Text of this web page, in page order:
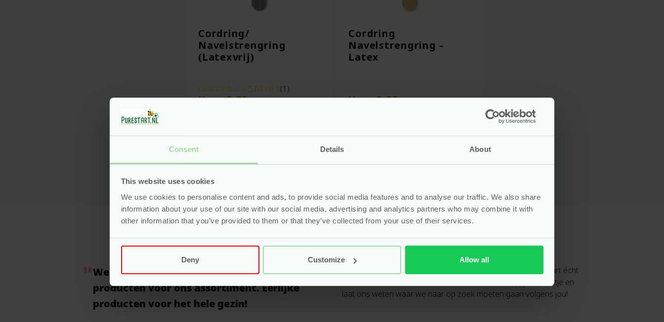
Consent Details About
This website uses cookies
We use cookies to personalise content and ads, to provide social media features and to analyse our traffic. We also share
information about your use of our site with our social media, advertising and analytics partners who may combine it with
other information that you’ve provided to them or that they’ve collected from your use of their services.
Deny Customize Allow all
Cordring/
Navelstrengring
(Latexvrij)
Gewaardeerd 5.00 uit 5(1)
Voor2.85
Cordring
Navelstrengring –
Latex
Voor2.85
We zijn voortdurend op zoek naar nieuwe
producten voor ons assortiment. Eerlijke
producten voor het hele gezin!
Mis je producten? Of ken je een product of merk die Pure Start écht
in het assortiment moet hebben? Stuur ons een appje of mailtje en
laat ons weten waar we naar op zoek moeten gaan volgens jou!